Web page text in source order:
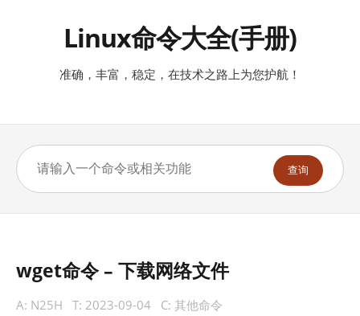
Linux命令大全(手册)
准确，丰富，稳定，在技术之路上为您护航！
查询
wget命令 – 下载网络文件
A: N25H T: 2023-09-04 C: 其他命令